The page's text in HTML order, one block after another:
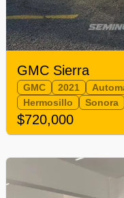
GMC Sierra
GMC 2021
Hermosillo
Sonora
$720,000